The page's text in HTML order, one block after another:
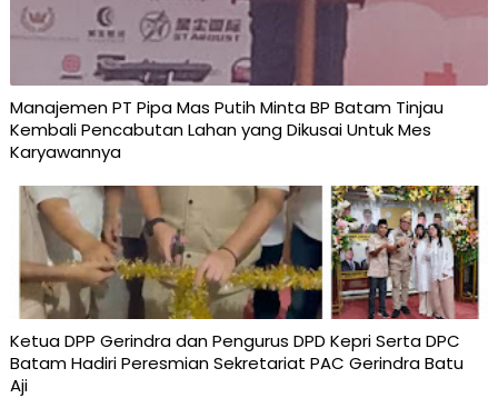
Manajemen PT Pipa Mas Putih Minta BP Batam Tinjau
Kembali Pencabutan Lahan yang Dikusai Untuk Mes
Karyawannya
Ketua DPP Gerindra dan Pengurus DPD Kepri Serta DPC
Batam Hadiri Peresmian Sekretariat PAC Gerindra Batu
Aji